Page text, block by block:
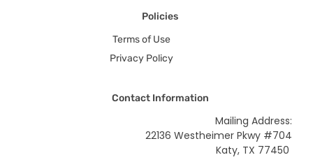
Policies
Terms of Use
Privacy Policy
Contact Information
Mailing Address:
22136 Westheimer Pkwy #704
Katy, TX 77450